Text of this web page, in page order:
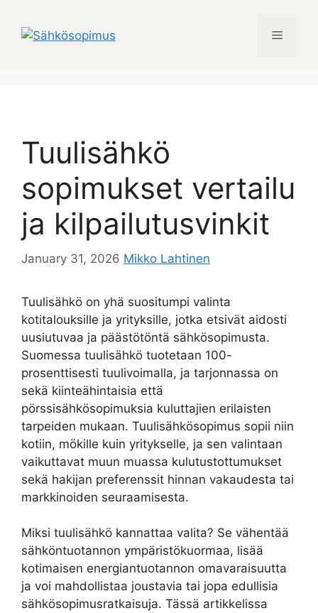
content
Menu
Tuulisähkö
sopimukset vertailu
ja kilpailutusvinkit
January 31, 2026 Mikko Lahtinen
Tuulisähkö on yhä suositumpi valinta
kotitalouksille ja yrityksille, jotka etsivät aidosti
uusiutuvaa ja päästötöntä sähkösopimusta.
Suomessa tuulisähkö tuotetaan 100-
prosenttisesti tuulivoimalla, ja tarjonnassa on
sekä kiinteähintaisia että
pörssisähkösopimuksia kuluttajien erilaisten
tarpeiden mukaan. Tuulisähkösopimus sopii niin
kotiin, mökille kuin yritykselle, ja sen valintaan
vaikuttavat muun muassa kulutustottumukset
sekä hakijan preferenssit hinnan vakaudesta tai
markkinoiden seuraamisesta.
Miksi tuulisähkö kannattaa valita? Se vähentää
sähköntuotannon ympäristökuormaa, lisää
kotimaisen energiantuotannon omavaraisuutta
ja voi mahdollistaa joustavia tai jopa edullisia
sähkösopimusratkaisuja. Tässä artikkelissa